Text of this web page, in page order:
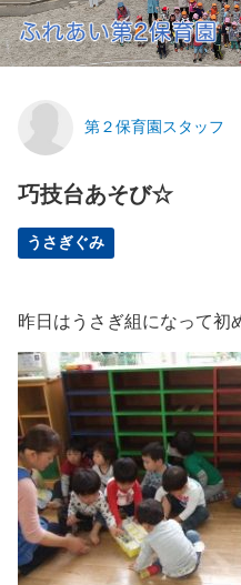
第２保育園スタッフ
巧技台あそび☆
うさぎぐみ
昨日はうさぎ組になって初